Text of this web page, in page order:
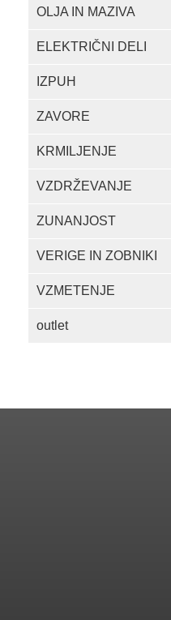
OLJA IN MAZIVA
ELEKTRIČNI DELI
IZPUH
ZAVORE
KRMILJENJE
VZDRŽEVANJE
ZUNANJOST
VERIGE IN ZOBNIKI
VZMETENJE
outlet